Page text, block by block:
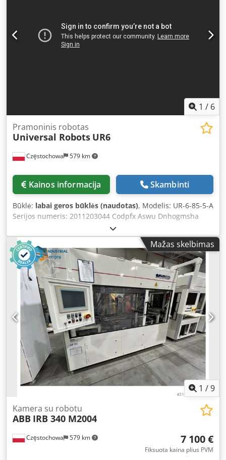
1 / 6
Częstochowa 579 km
Pramoninis robotas
Universal Robots UR6
Kainos informacija Skambinti
Būklė: labai geros būklės (naudotas), Modelis: UR-6-85-5-A
Serijos numeris: 2011203044 Codpfx Aswu Dnhogmsha
Pagaminimo data: 2011 Svoris: 17,8 kg Didžiausia keliamoji
galia: 5 kg Gamybos šalis: Danija
Mažas skelbimas
1 /9
Częstochowa 579 km
Kamera su robotu
ABB IRB 340 M2004
7 100 €
Fiksuota kaina plius PVM